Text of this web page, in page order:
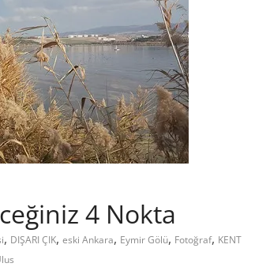
4 Nokta
, DIŞARI ÇIK, eski Ankara, Eymir Gölü, Fotoğraf, KENT